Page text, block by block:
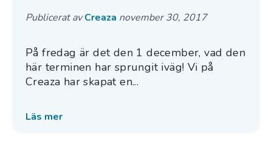
Publicerat avCreaza november 30, 2017
På fredag är det den 1 december, vad den
här terminen har sprungit iväg! Vi på
Creaza har skapat en...
Läs mer